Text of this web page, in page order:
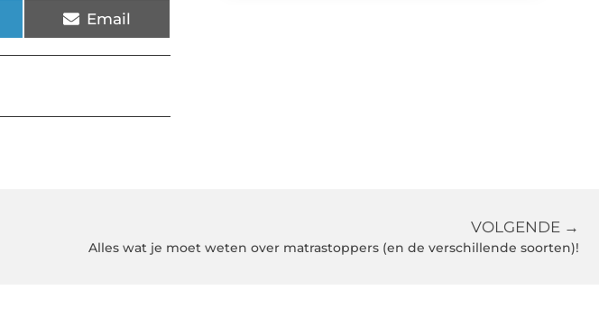
Email
VOLGENDE →
Alles wat je moet weten over matrastoppers (en de verschillende soorten)!